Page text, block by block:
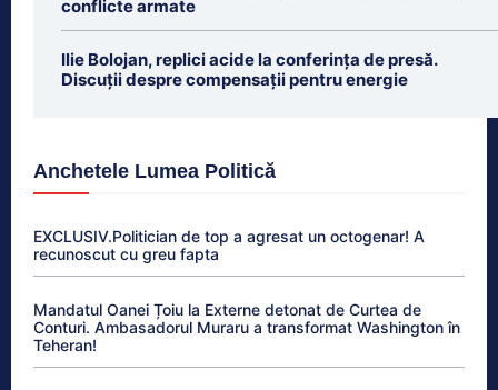
conflicte armate
Ilie Bolojan, replici acide la conferința de presă.
Discuții despre compensații pentru energie
Anchetele Lumea Politică
EXCLUSIV.Politician de top a agresat un octogenar! A
recunoscut cu greu fapta
Mandatul Oanei Țoiu la Externe detonat de Curtea de
Conturi. Ambasadorul Muraru a transformat Washington în
Teheran!